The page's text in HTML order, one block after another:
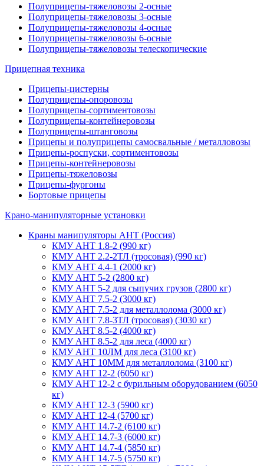
Полуприцепы-тяжеловозы 2-осные
Полуприцепы-тяжеловозы 3-осные
Полуприцепы-тяжеловозы 4-осные
Полуприцепы-тяжеловозы 6-осные
Полуприцепы-тяжеловозы телескопические
Прицепная техника
Прицепы-цистерны
Полуприцепы-опоровозы
Полуприцепы-сортиментовозы
Полуприцепы-контейнеровозы
Полуприцепы-штанговозы
Прицепы и полуприцепы самосвальные / металловозы
Прицепы-роспуски, сортиментовозы
Прицепы-контейнеровозы
Прицепы-тяжеловозы
Прицепы-фургоны
Бортовые прицепы
Крано-манипуляторные установки
Краны манипуляторы АНТ (Россия)
КМУ АНТ 1.8-2 (990 кг)
КМУ АНТ 2.2-2ТЛ (тросовая) (990 кг)
КМУ АНТ 4.4-1 (2000 кг)
КМУ АНТ 5-2 (2800 кг)
КМУ АНТ 5-2 для сыпучих грузов (2800 кг)
КМУ АНТ 7.5-2 (3000 кг)
КМУ АНТ 7.5-2 для металлолома (3000 кг)
КМУ АНТ 7.8-3ТЛ (тросовая) (3030 кг)
КМУ АНТ 8.5-2 (4000 кг)
КМУ АНТ 8.5-2 для леса (4000 кг)
КМУ АНТ 10ЛМ для леса (3100 кг)
КМУ АНТ 10ММ для металлолома (3100 кг)
КМУ АНТ 12-2 (6050 кг)
КМУ АНТ 12-2 с бурильным оборудованием (6050
кг)
КМУ АНТ 12-3 (5900 кг)
КМУ АНТ 12-4 (5700 кг)
КМУ АНТ 14.7-2 (6100 кг)
КМУ АНТ 14.7-3 (6000 кг)
КМУ АНТ 14.7-4 (5850 кг)
КМУ АНТ 14.7-5 (5750 кг)